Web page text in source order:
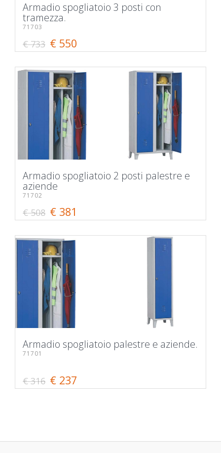
Armadio spogliatoio 3 posti con
tramezza.
71703
€ 733 € 550
Armadio spogliatoio 2 posti palestre e
aziende
71702
€ 508 € 381
Armadio spogliatoio palestre e aziende.
71701
€ 316 € 237